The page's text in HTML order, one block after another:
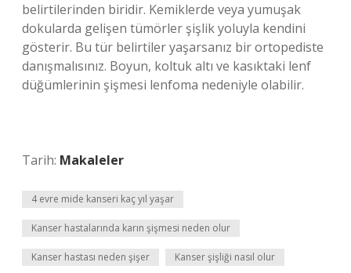
belirtilerinden biridir. Kemiklerde veya yumuşak
dokularda gelişen tümörler şişlik yoluyla kendini
gösterir. Bu tür belirtiler yaşarsanız bir ortopediste
danışmalısınız. Boyun, koltuk altı ve kasıktaki lenf
düğümlerinin şişmesi lenfoma nedeniyle olabilir.
Tarih: Makaleler
4 evre mide kanseri kaç yıl yaşar
Kanser hastalarında karın şişmesi neden olur
Kanser hastası neden şişer Kanser şişliği nasıl olur